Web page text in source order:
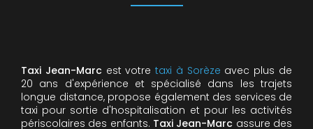
Taxi Jean-Marcest votretaxi à Sorèze avec plus de
20 ans d'expérience et spécialisé dans les trajets
longue distance, propose également des services de
taxi pour sortie d'hospitalisation et pour les activités
périscolaires des enfants. Taxi Jean-Marc assure des